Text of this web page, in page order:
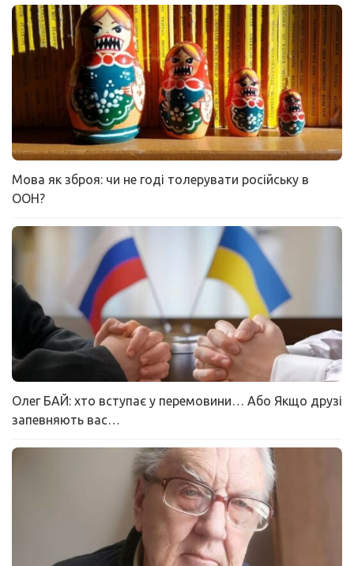
Мова як зброя: чи не годі толерувати російську в
ООН?
Олег БАЙ: хто вступає у перемовини… Або Якщо друзі
запевняють вас…